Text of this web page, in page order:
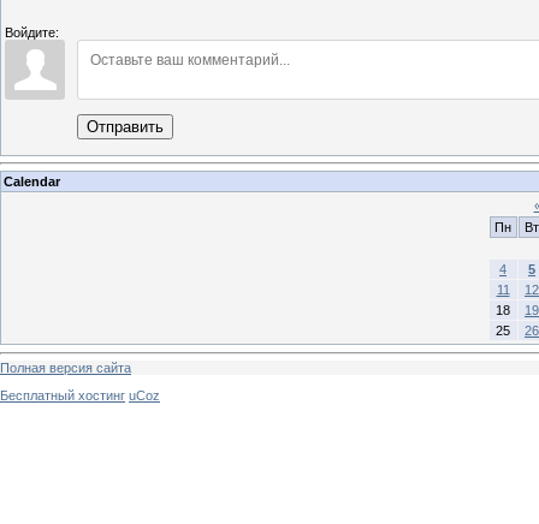
Войдите:
Отправить
Calendar
Пн
Вт
4
5
11
12
18
19
25
26
Полная версия сайта
Бесплатный хостинг uCoz